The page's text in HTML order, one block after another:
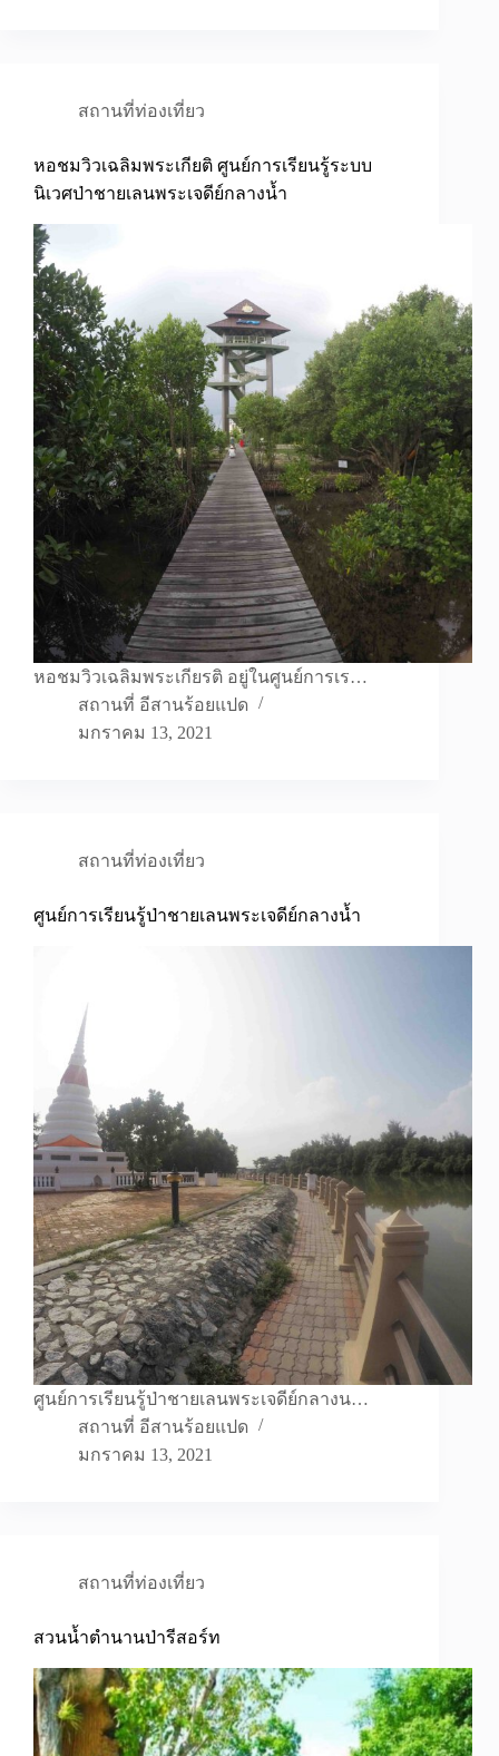
สถานที่ท่องเที่ยว
หอชมวิวเฉลิมพระเกียติ ศูนย์การเรียนรู้ระบบ
นิเวศป่าชายเลนพระเจดีย์กลางน้ำ
หอชมวิวเฉลิมพระเกียรติ อยู่ในศูนย์การเร…
สถานที่ อีสานร้อยแปด
มกราคม 13, 2021
สถานที่ท่องเที่ยว
ศูนย์การเรียนรู้ป่าชายเลนพระเจดีย์กลางน้ำ
ศูนย์การเรียนรู้ป่าชายเลนพระเจดีย์กลางน…
สถานที่ อีสานร้อยแปด
มกราคม 13, 2021
สถานที่ท่องเที่ยว
สวนน้ำตำนานป่ารีสอร์ท